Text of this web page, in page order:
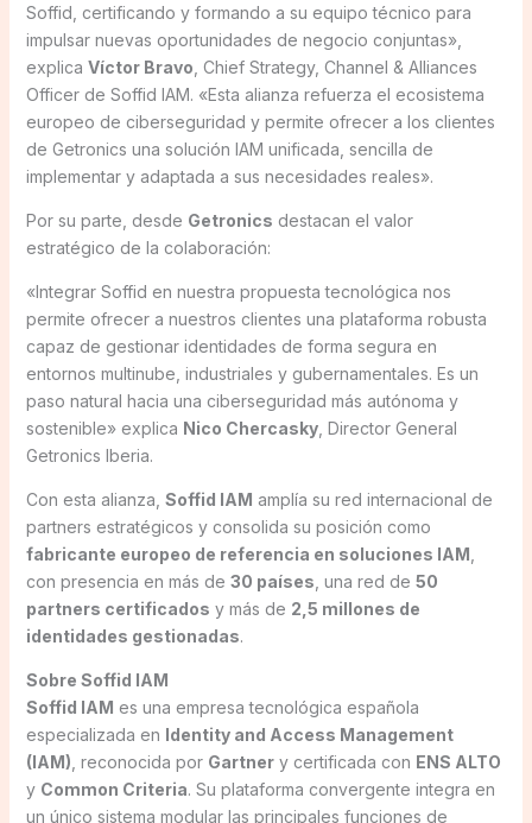
Soffid, certificando y formando a su equipo técnico para
impulsar nuevas oportunidades de negocio conjuntas»,
explica Víctor Bravo , Chief Strategy, Channel & Alliances
Officer de Soffid IAM. «Esta alianza refuerza el ecosistema
europeo de ciberseguridad y permite ofrecer a los clientes
de Getronics una solución IAM unificada, sencilla de
implementar y adaptada a sus necesidades reales».
Por su parte, desde Getronics destacan el valor
estratégico de la colaboración:
«Integrar Soffid en nuestra propuesta tecnológica nos
permite ofrecer a nuestros clientes una plataforma robusta
capaz de gestionar identidades de forma segura en
entornos multinube, industriales y gubernamentales. Es un
paso natural hacia una ciberseguridad más autónoma y
sostenible» explica Nico Chercasky, Director General
Getronics Iberia.
Con esta alianza, Soffid IAM amplía su red internacional de
partners estratégicos y consolida su posición como
fabricante europeo de referencia en soluciones IAM
con presencia en más de 30 países , una red de 50
partners certificados y más de 2,5 millones de
identidades gestionadas.
Sobre Soffid IAM
Soffid IAM es una empresa tecnológica española
especializada en Identity and Access Management
(IAM) , reconocida por Gartnery certificada con ENS ALTO
y Common Criteria. Su plataforma convergente integra en
un único sistema modular las principales funciones de